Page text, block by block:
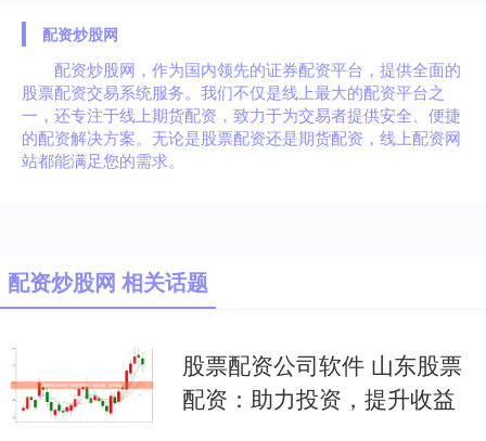
配资炒股网
配资炒股网，作为国内领先的证券配资平台，提供全面的
股票配资交易系统服务。我们不仅是线上最大的配资平台之
一，还专注于线上期货配资，致力于为交易者提供安全、便捷
的配资解决方案。无论是股票配资还是期货配资，线上配资网
站都能满足您的需求。
配资炒股网 相关话题
股票配资公司软件 山东股票
配资：助力投资，提升收益